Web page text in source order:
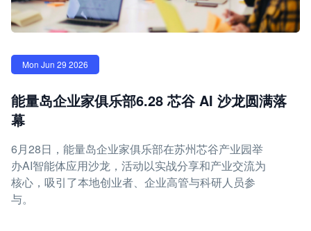
Mon Jun 29 2026
能量岛企业家俱乐部6.28 芯谷 AI 沙龙圆满落
幕
6月28日，能量岛企业家俱乐部在苏州芯谷产业园举
办AI智能体应用沙龙，活动以实战分享和产业交流为
核心，吸引了本地创业者、企业高管与科研人员参
与。